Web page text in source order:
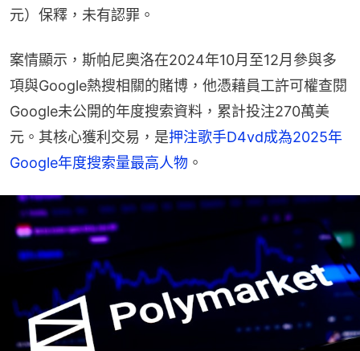
元）保釋，未有認罪。
案情顯示，斯帕尼奧洛在2024年10月至12月參與多
項與Google熱搜相關的賭博，他憑藉員工許可權查閱
Google未公開的年度搜索資料，累計投注270萬美
元。其核心獲利交易，是押注歌手D4vd成為2025年
Google年度搜索量最高人物 。